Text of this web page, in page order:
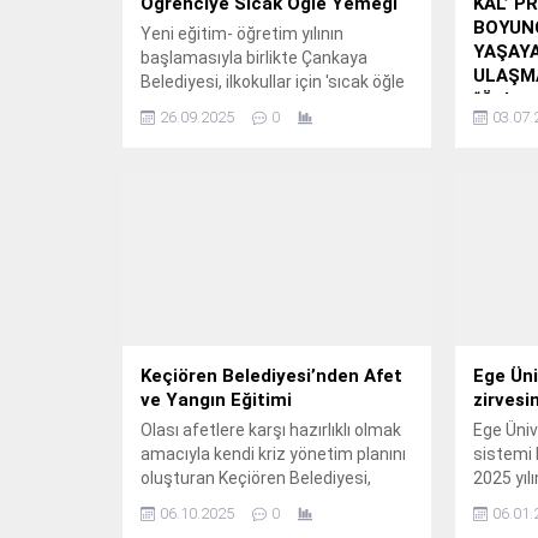
Yeni eğitim- öğretim yılının
başlamasıyla birlikte Çankaya
Belediyesi, ilkokullar için 'sıcak öğle
yemeği' uygulamasına devam
ediyor.
26.09.2025 0
Projesi
yönelik
ediyor.
Keçiören Belediyesi’nden Afet
ve Yangın Eğitimi
Olası afetlere karşı hazırlıklı olmak
amacıyla kendi kriz yönetim planını
oluşturan Keçiören Belediyesi,
farkındalık eğitimlerini sürdürüyor.
06.10.2025 0
Ege
Ege
sistemi
2025